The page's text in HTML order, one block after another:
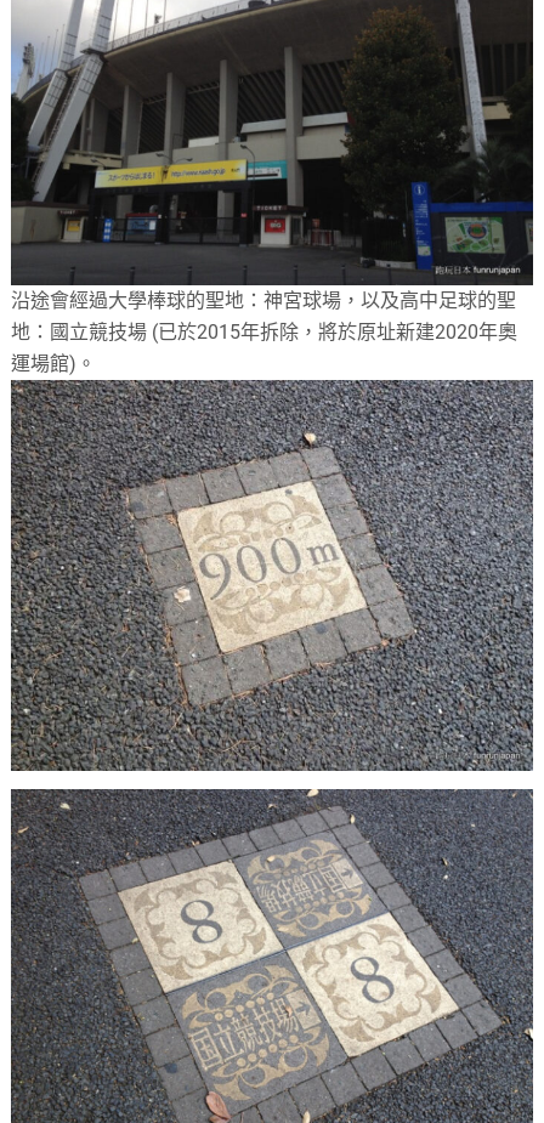
沿途會經過大學棒球的聖地：神宮球場，以及高中足球的聖
地：國立競技場 (已於2015年拆除，將於原址新建2020年奧
運場館)。